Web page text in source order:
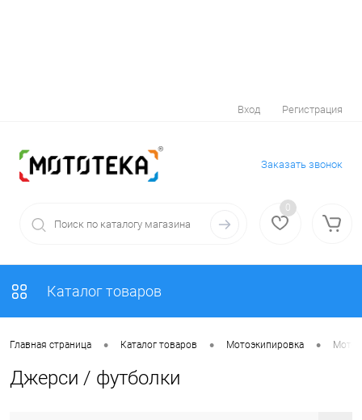
Вход Регистрация
Заказать звонок
0
Каталог товаров
Главная страница • Каталог товаров • Мотоэкипировка •
Джерси / футболки